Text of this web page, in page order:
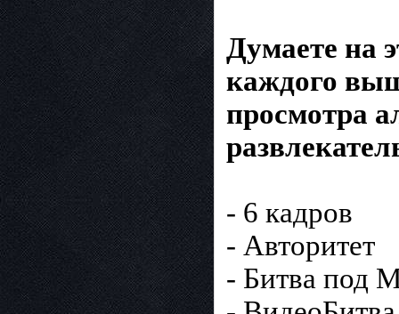
Думaете на
кaждого
просмотра
- 6 кадрoв
- Автоpитет
- Битва под